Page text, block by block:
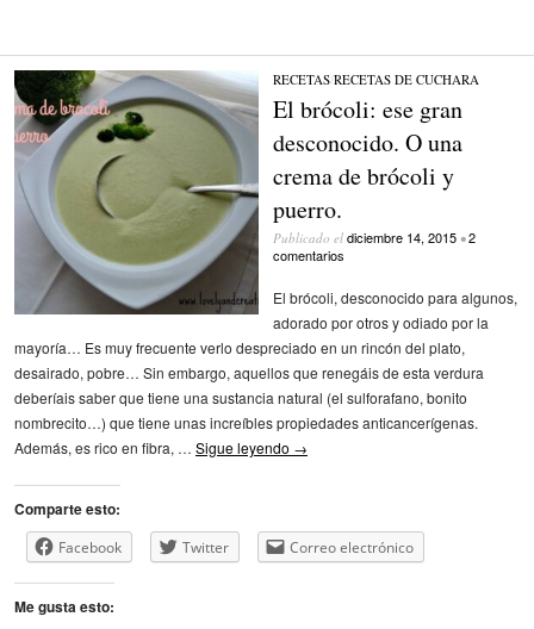
RECETAS/RECETAS DE CUCHARA
El brócoli: ese gran
desconocido. O una
crema de brócoli y
puerro.
Publicado el diciembre 14, 2015 •2
comentarios
El brócoli, desconocido para algunos,
adorado por otros y odiado por la
mayoría… Es muy frecuente verlo despreciado en un rincón del plato,
desairado, pobre… Sin embargo, aquellos que renegáis de esta verdura
deberíais saber que tiene una sustancia natural (el sulforafano, bonito
nombrecito…) que tiene unas increíbles propiedades anticancerígenas.
Además, es rico en fibra, … Sigue leyendo →
Comparte esto:
Facebook Twitter Correo electrónico
Me gusta esto: